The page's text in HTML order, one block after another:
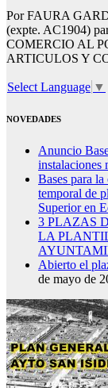
Por FAURA
(expte. AC1904)
COMERCIO AL
ARTICULOS Y
Select Language ▼
NOVEDADES
Anuncio
instalaciones
Bases para
temporal de
Superior en
3 PLAZAS
LA
Abierto el
de mayo de